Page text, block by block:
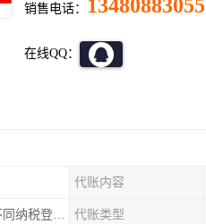
销售电话： 13480883055
在线QQ：
代账内容
分为一般纳税人和小规模纳税人，不同纳税登记费用不同 代账类型